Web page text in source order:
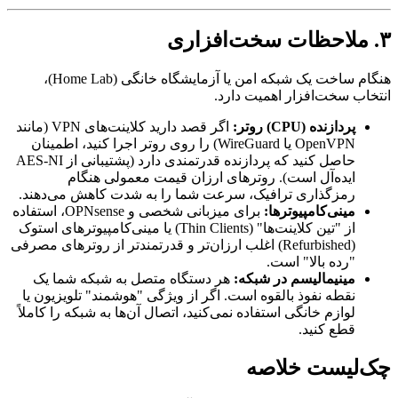
۳. ملاحظات سخت‌افزاری
هنگام ساخت یک شبکه امن یا آزمایشگاه خانگی (Home Lab)،
انتخاب سخت‌افزار اهمیت دارد.
پردازنده (CPU) روتر:
اگر قصد دارید کلاینت‌های VPN (مانند
OpenVPN یا WireGuard) را روی روتر اجرا کنید، اطمینان
حاصل کنید که پردازنده قدرتمندی دارد (پشتیبانی از AES-NI
ایده‌آل است). روترهای ارزان قیمت معمولی هنگام
رمزگذاری ترافیک، سرعت شما را به شدت کاهش می‌دهند.
مینی‌کامپیوترها:
برای میزبانی شخصی و OPNsense، استفاده
از "تین کلاینت‌ها" (Thin Clients) یا مینی‌کامپیوترهای استوک
(Refurbished) اغلب ارزان‌تر و قدرتمندتر از روترهای مصرفی
"رده بالا" است.
مینیمالیسم در شبکه: هر دستگاه متصل به شبکه شما یک
نقطه نفوذ بالقوه است. اگر از ویژگی "هوشمند" تلویزیون یا
لوازم خانگی استفاده نمی‌کنید، اتصال آن‌ها به شبکه را کاملاً
قطع کنید.
چک‌لیست خلاصه